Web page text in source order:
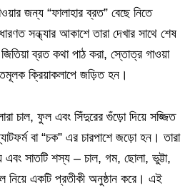
জন্য “ফালাহার ব্রত” বেছে নিতে
সন্ধ্যার আকাশে তারা দেখার সাথে শেষ
জিতিয়া ব্রত কথা পাঠ করা, স্তোত্র গাওয়া
ক্রিয়াকলাপে জড়িত হন।
চাল, ফুল এবং সিঁদুরের গুঁড়ো দিয়ে সজ্জিত
বা “চক” এর চারপাশে জড়ো হন। তারা
এবং সাতটি শস্য – চাল, গম, ছোলা, ভুট্টা,
নিয়ে একটি প্রতীকী অনুষ্ঠান করে। এই